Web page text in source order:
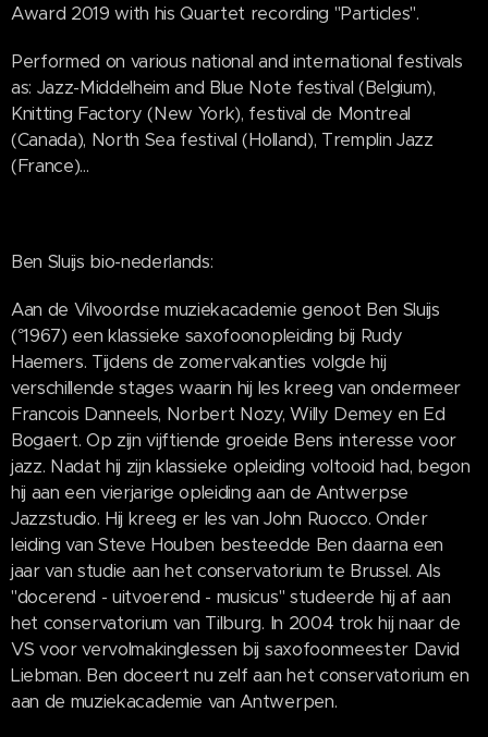
Award 2019 with his Quartet recording "Particles".
Performed on various national and international festivals
as: Jazz-Middelheim and Blue Note festival (Belgium),
Knitting Factory (New York), festival de Montreal
(Canada), North Sea festival (Holland), Tremplin Jazz
(France)...
Ben Sluijs bio-nederlands:
Aan de Vilvoordse muziekacademie genoot Ben Sluijs
(°1967) een klassieke saxofoonopleiding bij Rudy
Haemers. Tijdens de zomervakanties volgde hij
verschillende stages waarin hij les kreeg van ondermeer
Francois Danneels, Norbert Nozy, Willy Demey en Ed
Bogaert. Op zijn vijftiende groeide Bens interesse voor
jazz. Nadat hij zijn klassieke opleiding voltooid had, begon
hij aan een vierjarige opleiding aan de Antwerpse
Jazzstudio. Hij kreeg er les van John Ruocco. Onder
leiding van Steve Houben besteedde Ben daarna een
jaar van studie aan het conservatorium te Brussel. Als
"docerend - uitvoerend - musicus" studeerde hij af aan
het conservatorium van Tilburg. In 2004 trok hij naar de
VS voor vervolmakinglessen bij saxofoonmeester David
Liebman. Ben doceert nu zelf aan het conservatorium en
aan de muziekacademie van Antwerpen.